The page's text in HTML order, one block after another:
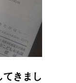
きまし